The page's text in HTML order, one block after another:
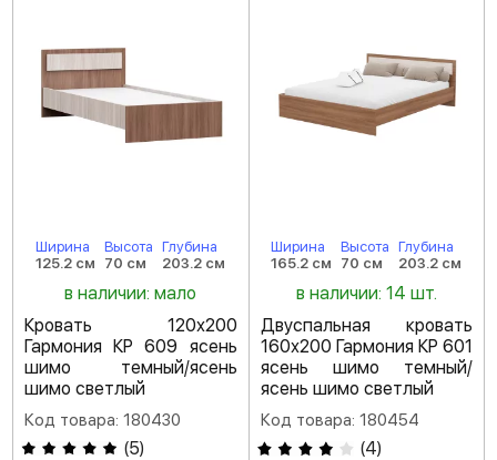
Ширина
125.2 см
Высота
70 см
Глубина
203.2 см
в наличии: мало
Кровать 120х200
Гармония КР 609 ясень
шимо темный/ясень
шимо светлый
Код товара: 180430
(5)
Ширина
165.2 см
Высота
70 см
Глубина
203.2 см
в наличии: 14 шт.
Двуспальная кровать
160х200 Гармония КР 601
ясень шимо темный/
ясень шимо светлый
Код товара: 180454
(4)